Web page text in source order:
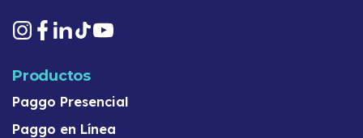
Productos
Paggo Presencial
Paggo en Línea